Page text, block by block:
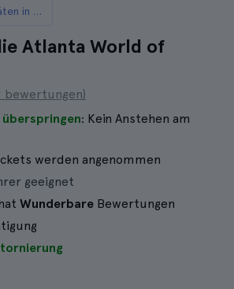
70 Aktivitäten in Atlanta
Atlanta World of
bewertungen)
: Kein Anstehen am
werden angenommen
geeignet
Wunderbare Bewertungen